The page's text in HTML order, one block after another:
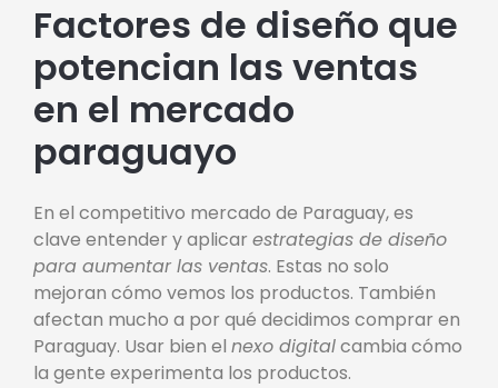
Factores de diseño que
potencian las ventas
en el mercado
paraguayo
En el competitivo mercado de Paraguay, es
clave entender y aplicar estrategias de diseño
para aumentar las ventas. Estas no solo
mejoran cómo vemos los productos. También
afectan mucho a por qué decidimos comprar en
Paraguay. Usar bien el nexo digitalcambia cómo
la gente experimenta los productos.